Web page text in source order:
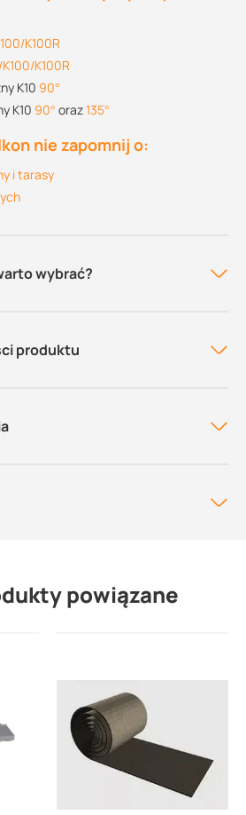
K100R
K100R
K10 90°
K10 90° oraz135°
nie zapomnij o:
i tarasy
wybrać?
produktu
powiązane